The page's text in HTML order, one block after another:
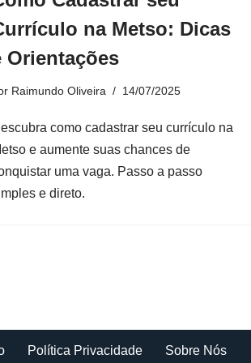
na Metso: Dicas
Orientações
Raimundo Oliveira 14/07/2025
como cadastrar seu currículo na
e aumente suas chances de
uma vaga. Passo a passo
e direto.
Política Privacidade
Sobre Nós